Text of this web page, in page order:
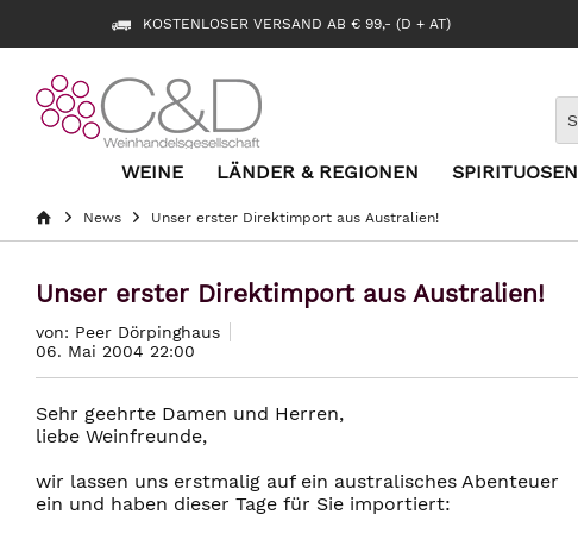
KOSTENLOSER VERSAND AB € 99,- (D + AT)
WEINE LÄNDER & REGIONEN SPIRITUOSEN
News Unser erster Direktimport aus Australien!
Unser erster Direktimport aus Australien!
von: Peer Dörpinghaus
06. Mai 2004 22:00
Sehr geehrte Damen und Herren,
liebe Weinfreunde,
wir lassen uns erstmalig auf ein australisches Abenteuer
ein und haben dieser Tage für Sie importiert: